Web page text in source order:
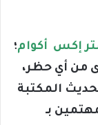
إكس أكوام؛
من أي حظر،
المكتبة
بـ